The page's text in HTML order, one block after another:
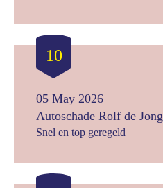
10
05 May 2026
Autoschade Rolf de Jong
Snel en top geregeld